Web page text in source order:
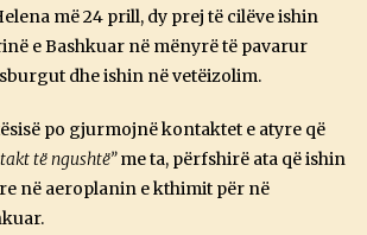
më 24 prill, dy prej të cilëve ishin
e Bashkuar në mënyrë të pavarur
dhe ishin në vetëizolim.
po gjurmojnë kontaktet e atyre që
të ngushtë”me ta, përfshirë ata që ishin
në aeroplanin e kthimit për në